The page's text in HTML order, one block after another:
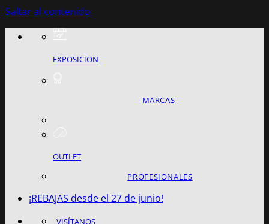
Saltar al contenido
EXPOSICION
MARCAS
OUTLET
PROFESIONALES
¡REBAJAS desde el 27 de junio!
VISÍTANOS